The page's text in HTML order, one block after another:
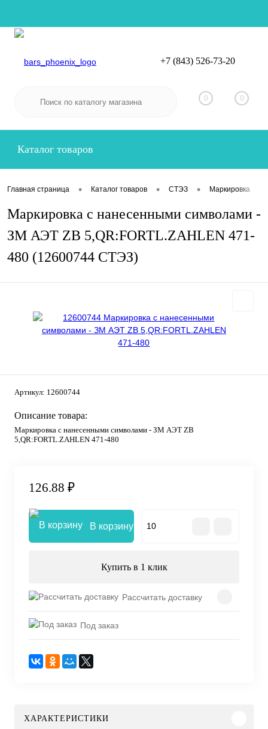
Вход
+7 (843) 526-73-20
0 0
Каталог товаров
Главная страница • Каталог товаров • СТЭЗ • Маркировка
Маркировка с нанесенными символами -
ЗМ АЭТ ZB 5,QR:FORTL.ZAHLEN 471-
480 (12600744 СТЭЗ)
Артикул: 12600744
Описание товара:
Маркировка с нанесенными символами - ЗМ АЭТ ZB
5,QR:FORTL.ZAHLEN 471-480
126.88 ₽
В корзину
Купить в 1 клик
Рассчитать доставку
Под заказ
ХАРАКТЕРИСТИКИ